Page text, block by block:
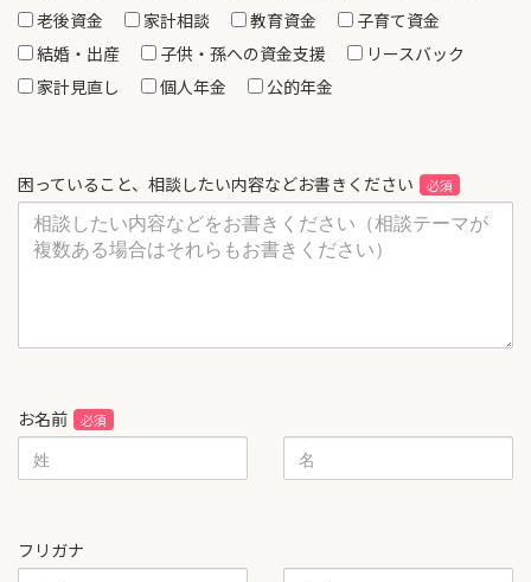
老後資金
家計相談 教育資金
子育て資金
結婚・出産
子供・孫への資金支援
リースバック
家計見直し
個人年金 公的年金
困っていること、相談したい内容などお書きください
お名前
フリガナ